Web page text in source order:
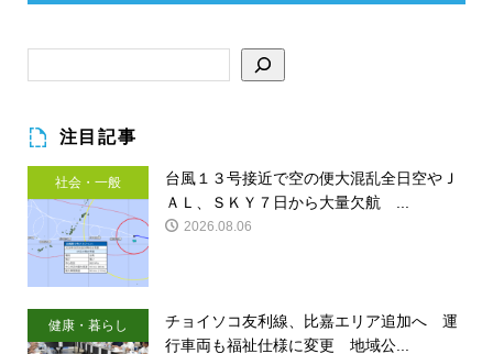
注目記事
社会・一般
台風１３号接近で空の便大混乱全日空やＪ
ＡＬ、ＳＫＹ７日から大量欠航 ...
2026.08.06
健康・暮らし
チョイソコ友利線、比嘉エリア追加へ 運
行車両も福祉仕様に変更 地域公...